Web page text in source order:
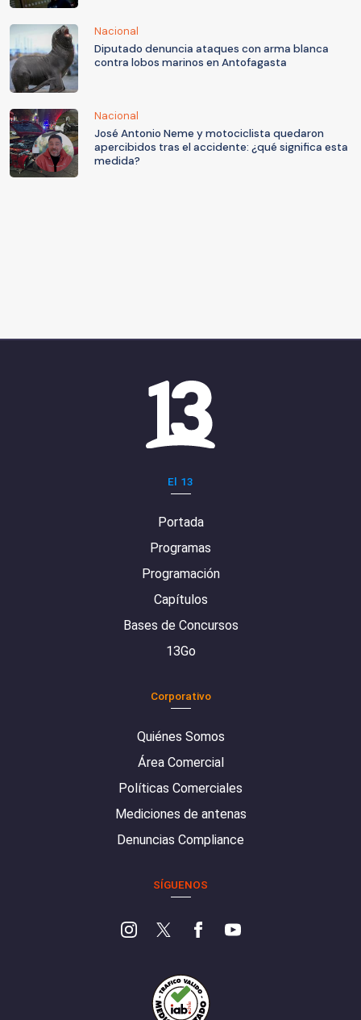
Nacional
Diputado denuncia ataques con arma blanca
contra lobos marinos en Antofagasta
Nacional
José Antonio Neme y motociclista quedaron
apercibidos tras el accidente: ¿qué significa esta
medida?
El 13
Portada
Programas
Programación
Capítulos
Bases de Concursos
13Go
Corporativo
Quiénes Somos
Área Comercial
Políticas Comerciales
Mediciones de antenas
Denuncias Compliance
SÍGUENOS